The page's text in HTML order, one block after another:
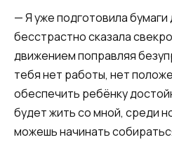
— Я уже подготовила бумаги
бесстрастно сказала
движением поправляя
тебя нет работы, нет
обеспечить ребёнку
будет жить со мной, среди
можешь начинать